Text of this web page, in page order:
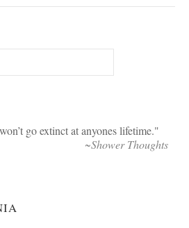
go extinct at anyones lifetime.
~Shower Thoughts